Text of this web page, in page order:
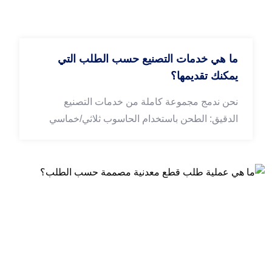
ما هي خدمات التصنيع حسب الطلب التي
يمكنك تقديمها؟
نحن ندمج مجموعة كاملة من خدمات التصنيع
الدقيق: الطحن باستخدام الحاسوب ثلاثي/خماسي
واستشارات تصميم DFM، والتي تغطي تطوير